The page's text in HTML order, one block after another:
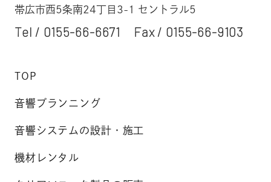
帯広市西5条南24丁目3-1 セントラル5
Tel / 0155-66-6671 Fax / 0155-66-9103
TOP
音響プランニング
音響システムの設計・施工
機材レンタル